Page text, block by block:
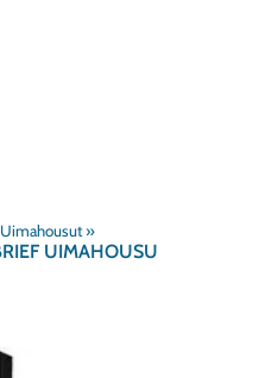
Uimahousut ‪»
UIMAHOUSU